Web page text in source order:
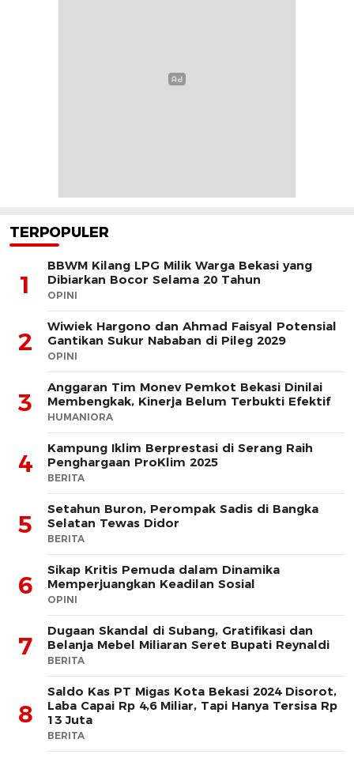
TERPOPULER
1
BBWM Kilang LPG Milik Warga Bekasi yang
Dibiarkan Bocor Selama 20 Tahun
OPINI
2
Wiwiek Hargono dan Ahmad Faisyal Potensial
Gantikan Sukur Nababan di Pileg 2029
OPINI
3
Anggaran Tim Monev Pemkot Bekasi Dinilai
Membengkak, Kinerja Belum Terbukti Efektif
HUMANIORA
4
Kampung Iklim Berprestasi di Serang Raih
Penghargaan ProKlim 2025
BERITA
5
Setahun Buron, Perompak Sadis di Bangka
Selatan Tewas Didor
BERITA
6
Sikap Kritis Pemuda dalam Dinamika
Memperjuangkan Keadilan Sosial
OPINI
7
Dugaan Skandal di Subang, Gratifikasi dan
Belanja Mebel Miliaran Seret Bupati Reynaldi
BERITA
8
Saldo Kas PT Migas Kota Bekasi 2024 Disorot,
Laba Capai Rp 4,6 Miliar, Tapi Hanya Tersisa Rp
13 Juta
BERITA